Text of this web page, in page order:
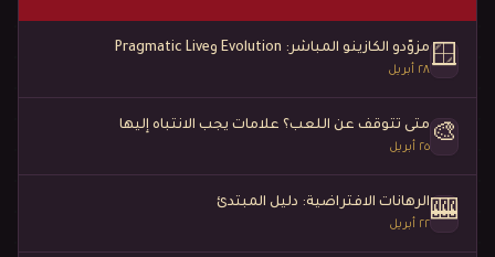
🪟 مزوّدو الكازينو المباشر: Evolution وPragmatic Live
٢٨ أبريل
🎨 متى تتوقف عن اللعب؟ علامات يجب الانتباه إليها
٢٥ أبريل
🎰الرهانات الافتراضية: دليل المبتدئ
٢٢ أبريل